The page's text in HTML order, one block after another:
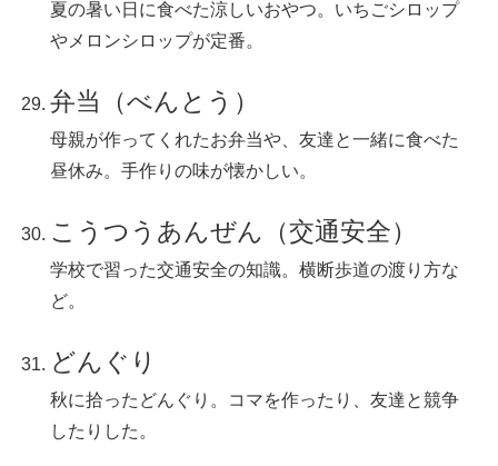
夏の暑い日に食べた涼しいおやつ。いちごシロップ
やメロンシロップが定番。
弁当（べんとう）
母親が作ってくれたお弁当や、友達と一緒に食べた
昼休み。手作りの味が懐かしい。
こうつうあんぜん（交通安全）
学校で習った交通安全の知識。横断歩道の渡り方な
ど。
どんぐり
秋に拾ったどんぐり。コマを作ったり、友達と競争
したりした。